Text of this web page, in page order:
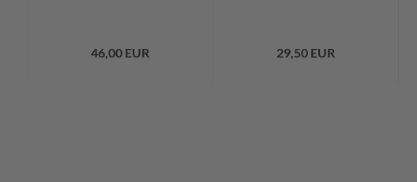
46,00 EUR 29,50 EUR